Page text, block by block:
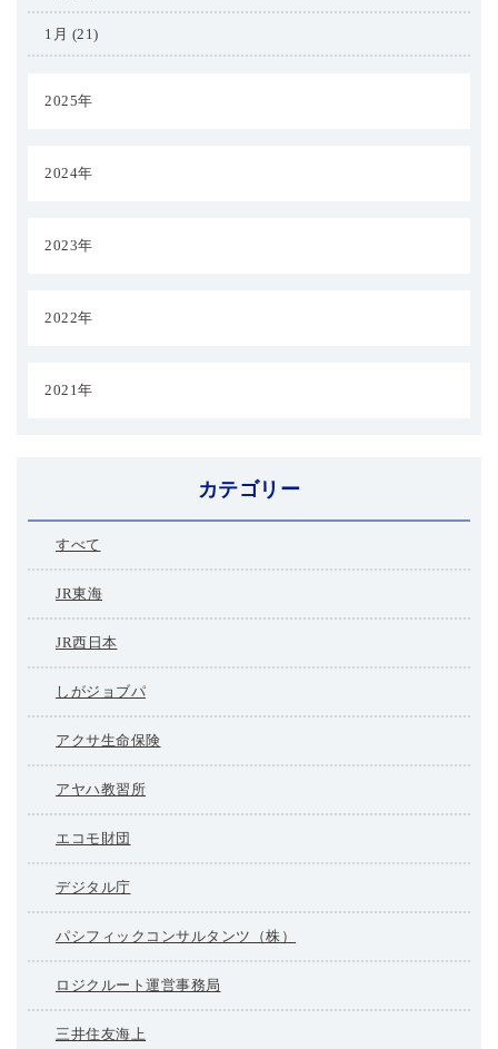
1月 (21)
2025年
2024年
2023年
2022年
2021年
カテゴリー
すべて
JR東海
JR西日本
しがジョブパ
アクサ生命保険
アヤハ教習所
エコモ財団
デジタル庁
パシフィックコンサルタンツ（株）
ロジクルート運営事務局
三井住友海上